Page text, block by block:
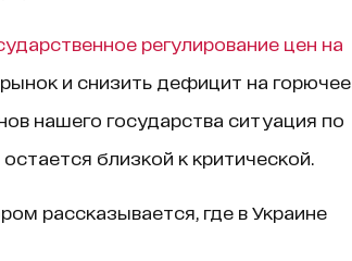
регулирование цен на
и снизить дефицит на горючее
нашего государства ситуация по
близкой к критической.
рассказывается, где в Украине